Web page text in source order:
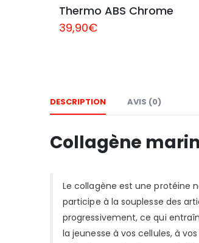
Thermo ABS Chrome
39,90€
DESCRIPTION AVIS (0)
Collagène
Le collagène est une protéine
participe à la souplesse des
progressivement, ce qui
la jeunesse à vos cellules, à